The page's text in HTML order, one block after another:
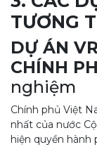
TƯƠNG
DỰ ÁN
CHÍNH
nghiệm
Chính phủ Việt
nhất của nước
hiện quyền hành